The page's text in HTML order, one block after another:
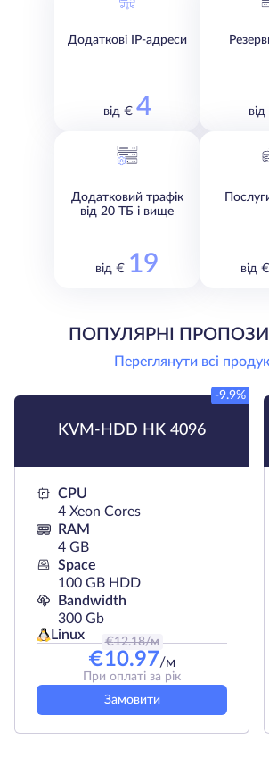
Додаткові IP-адреси
від € 4
Додатковий трафік
від 20 ТБ і вище
від € 19 від €
ПОПУЛЯРНІ
Переглянути всі
KVM-HDD HK 4096
-9.9%
CPU
4 Xeon Cores
RAM
4 GB
Space
100 GB HDD
Bandwidth
300 Gb
Linux
€12.18/м
€10.97/м
При оплаті за рік
Замовити